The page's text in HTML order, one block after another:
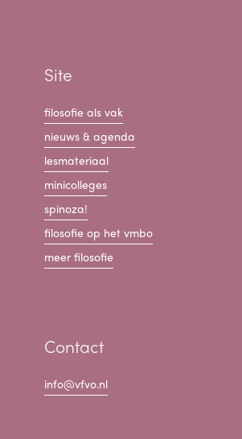
Site
filosofie als vak
nieuws & agenda
lesmateriaal
minicolleges
spinoza!
filosofie op het vmbo
meer filosofie
Contact
info@vfvo.nl